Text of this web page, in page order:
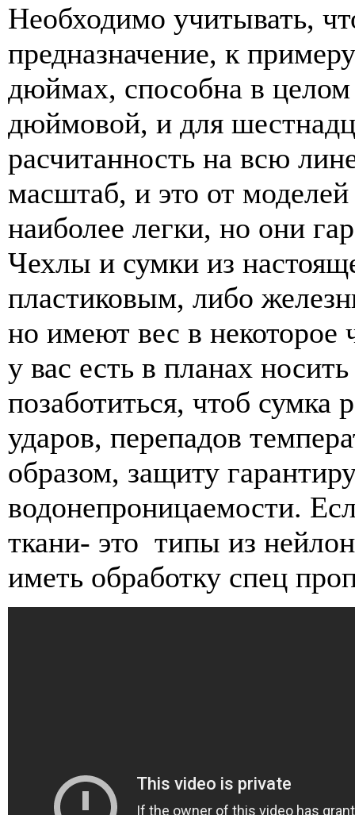
Необходимо учитывать,
предназначение, к
дюймах, способна в
дюймовой, и для
расчитанность на всю
масштаб, и это от
наиболее легки, но они
Чехлы и сумки из
пластиковым, либо
но имеют вес в некоторое
у вас есть в планах
позаботиться, чтоб сумка
ударов, перепадов
образом, защиту
водонепроницаемости.
ткани- это типы из
иметь обработку спец